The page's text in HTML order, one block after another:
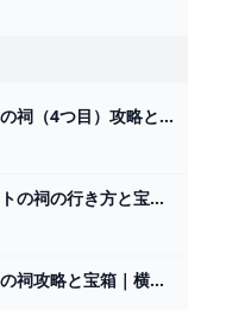
ナチョヤハの祠（4つ目）攻略と行き方｜戻る力
ラカクダジトの祠の行き方と宝箱｜ラウルの祝福
ドミズイノの祠攻略と宝箱｜横たわる通り道